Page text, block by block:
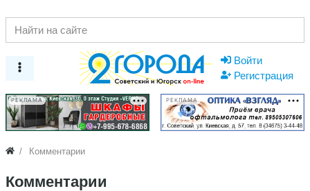
Войти
Регистрация
РЕКЛАМА РЕКЛАМА
Комментарии
Комментарии